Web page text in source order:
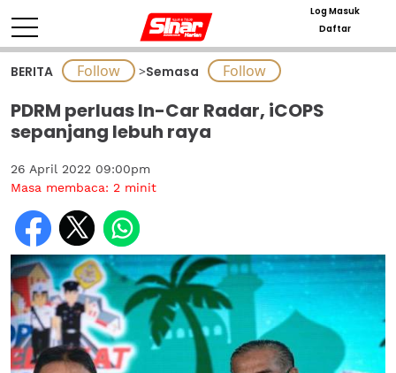
Log Masuk
Daftar
BERITA >Semasa
PDRM perluas In-Car Radar, iCOPS
sepanjang lebuh raya
26 April 2022 09:00pm
Masa membaca: 2 minit